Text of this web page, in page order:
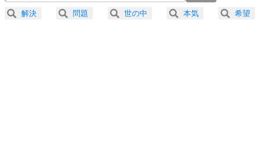
プラス思考
2.5倍速 （216KB 55秒）
3.0倍速 （180KB 45秒）
解決 問題 世の中 本気 希望